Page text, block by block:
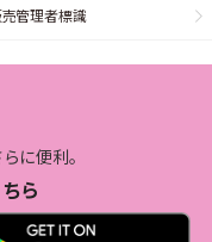
管理者標識
に便利。
ら